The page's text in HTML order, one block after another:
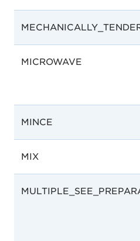
MICROWAVE
MINCE
MIX